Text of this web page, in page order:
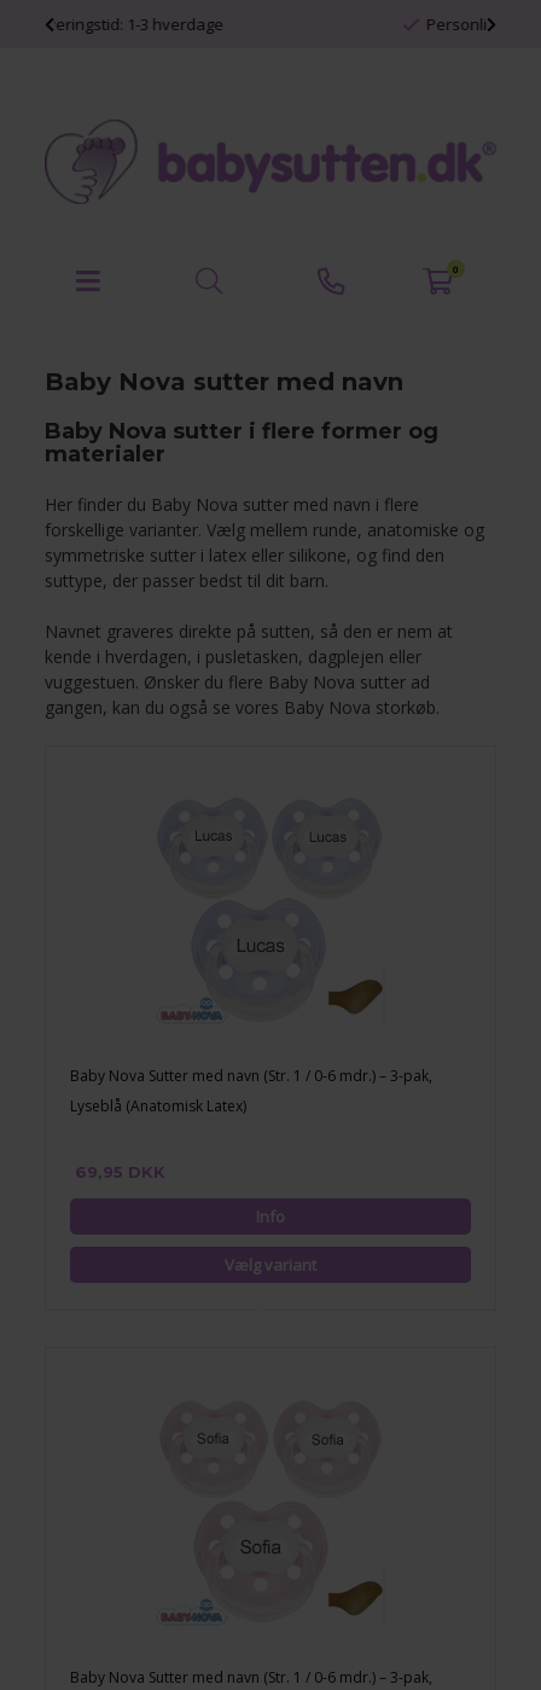
Personlige babyprodukter
0
Baby Nova sutter med navn
Baby Nova sutter i flere former og
materialer
Her finder du Baby Nova sutter med navn i flere
forskellige varianter. Vælg mellem runde, anatomiske og
symmetriske sutter i latex eller silikone, og find den
suttype, der passer bedst til dit barn.
Navnet graveres direkte på sutten, så den er nem at
kende i hverdagen, i pusletasken, dagplejen eller
vuggestuen. Ønsker du flere Baby Nova sutter ad
gangen, kan du også se vores Baby Nova storkøb.
Baby Nova Sutter med navn (Str. 1 / 0-6 mdr.) – 3-pak,
Lyseblå (Anatomisk Latex)
69,95 DKK
Baby Nova Sutter med navn (Str. 1 / 0-6 mdr.) – 3-pak,